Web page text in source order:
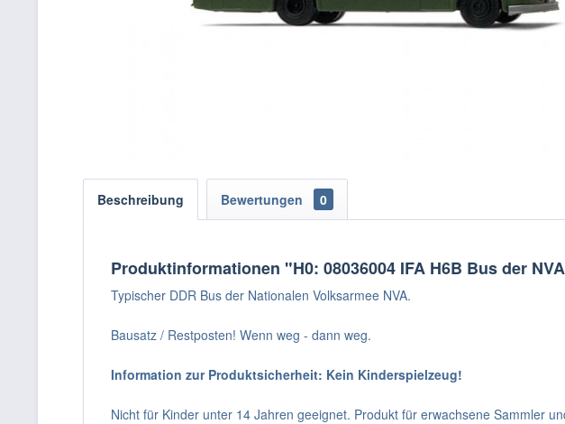
Beschreibung Bewertungen 0
Produktinformationen "H0: 08036004 IFA H6B Bus der
Typischer DDR Bus der Nationalen Volksarmee NVA.
Bausatz / Restposten! Wenn weg - dann weg.
Information zur Produktsicherheit: Kein Kinderspielzeug!
Nicht für Kinder unter 14 Jahren geeignet. Produkt für erwachsene Sammler